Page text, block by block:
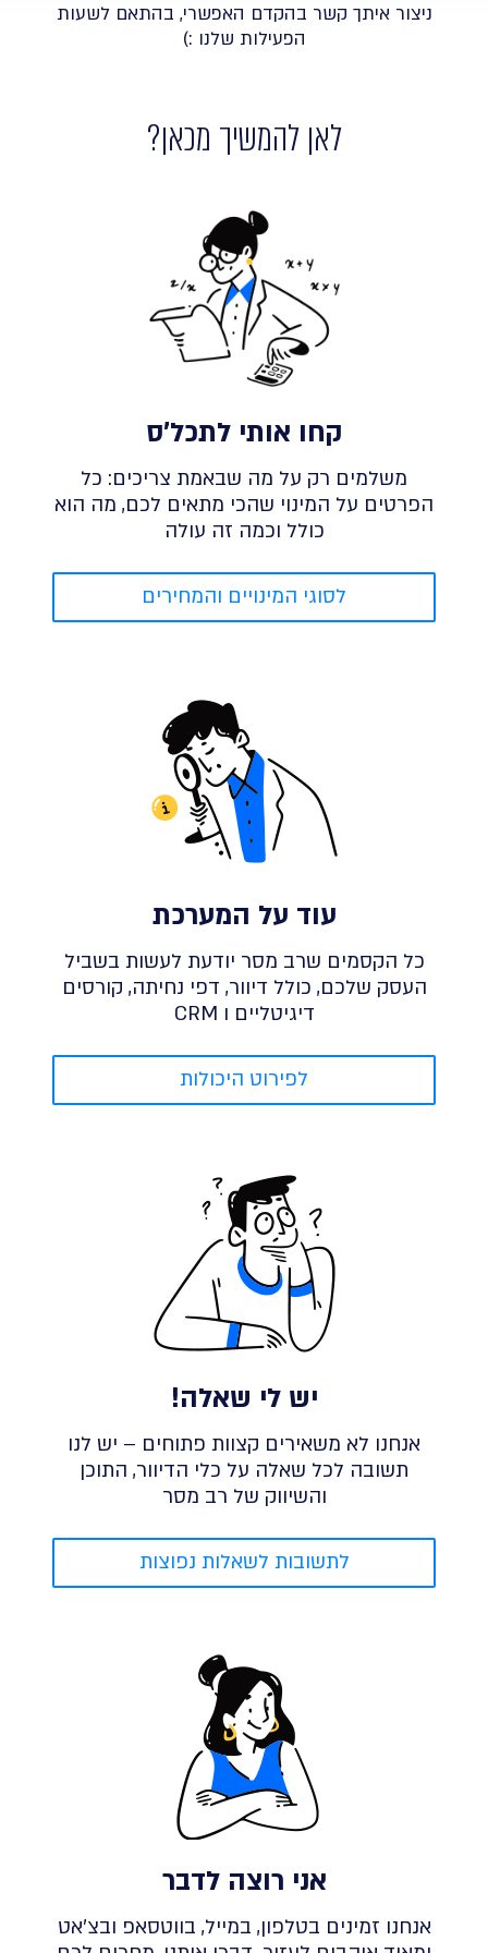
ניצור איתך קשר בהקדם האפשרי, בהתאם לשעות
הפעילות שלנו :)
לאן להמשיך מכאן?
קחו אותי לתכל'ס
משלמים רק על מה שבאמת צריכים: כל
הפרטים על המינוי שהכי מתאים לכם, מה הוא
כולל וכמה זה עולה
לסוגי המינויים והמחירים
עוד על המערכת
כל הקסמים שרב מסר יודעת לעשות בשביל
העסק שלכם, כולל דיוור, דפי נחיתה, קורסים
דיגיטליים ו CRM
לפירוט היכולות
יש לי שאלה!
אנחנו לא משאירים קצוות פתוחים – יש לנו
תשובה לכל שאלה על כלי הדיוור, התוכן
והשיווק של רב מסר
לתשובות לשאלות נפוצות
אני רוצה לדבר
אנחנו זמינים בטלפון, במייל, בווטסאפ ובצ'אט